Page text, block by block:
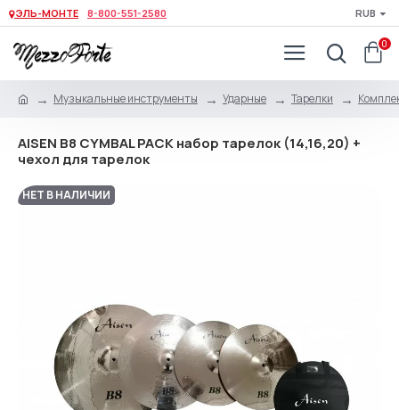
ЭЛЬ-МОНТЕ 8-800-551-2580 RUB
0
Музыкальные инструменты Ударные Тарелки
AISEN B8 CYMBAL PACK набор тарелок (14,16,20) +
чехол для тарелок
НЕТ В НАЛИЧИИ